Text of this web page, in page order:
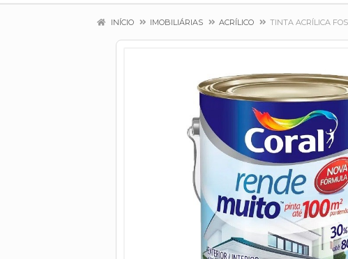
INÍCIO IMOBILIÁRIAS ACRÍLICO TINTA ACRÍLICA